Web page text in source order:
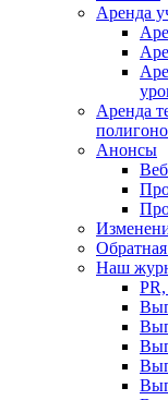
Аренда
Аренда
Анонсы
Обратная
Наш